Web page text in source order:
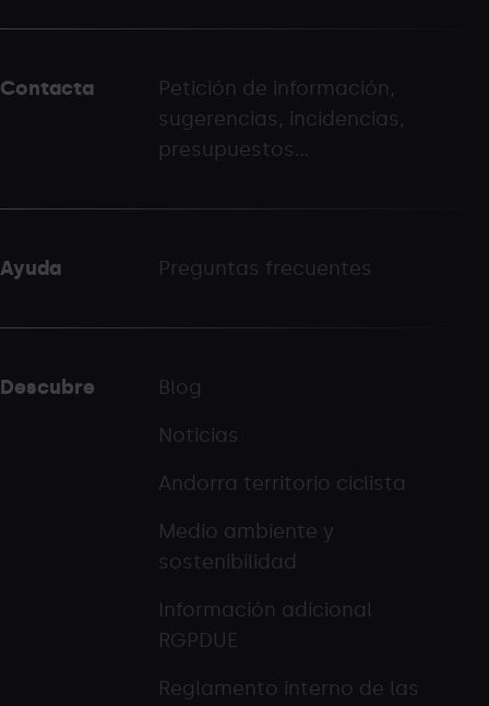
del
-
Contacta
Petición de información,
sugerencias, incidencias,
presupuestos...
Ayuda Preguntas frecuentes
Descubre
Blog
Noticias
Andorra territorio ciclista
Medio ambiente y
sostenibilidad
Información adicional
RGPDUE
Reglamento interno de las